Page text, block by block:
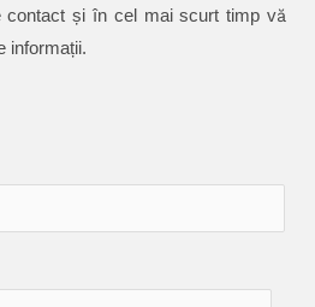
contact și în cel mai scurt timp vă
informații.